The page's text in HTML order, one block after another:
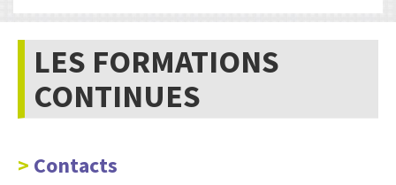
LES FORMATIONS
CONTINUES
Contacts